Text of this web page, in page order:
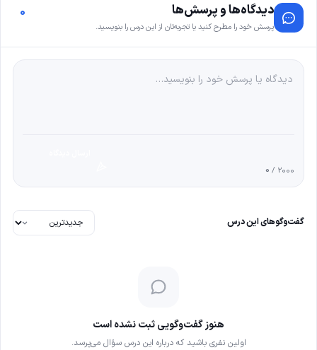
دیدگاه‌ها و پرسش‌ها
پرسش خود را مطرح کنید یا تجربه‌تان از این درس را بنویسید.
0
0 / 2000
گفت‌وگوهای این درس
هنوز گفت‌وگویی ثبت نشده است
اولین نفری باشید که درباره این درس سؤال می‌پرسد.